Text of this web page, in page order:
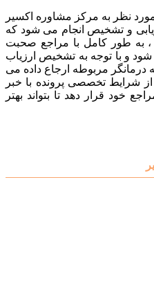
نظر به مرکز مشاوره اکسیر
و تشخیص انجام می شود که
به طور کامل با مراجع صحبت
و با توجه به تشخیص ارزیاب
درمانگر مربوطه ارجاع داده می
شرایط تخصصی پرونده با خبر
خود قرار دهد تا بتواند بهتر